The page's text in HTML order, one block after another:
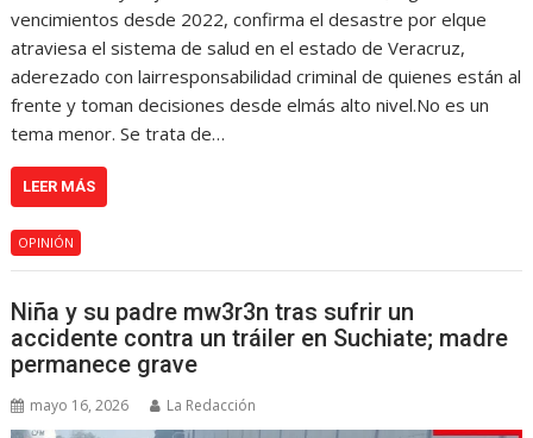
vencimientos desde 2022, confirma el desastre por elque
atraviesa el sistema de salud en el estado de Veracruz,
aderezado con lairresponsabilidad criminal de quienes están al
frente y toman decisiones desde elmás alto nivel.No es un
tema menor. Se trata de…
LEER MÁS
OPINIÓN
Niña y su padre mw3r3n tras sufrir un
accidente contra un tráiler en Suchiate; madre
permanece grave
mayo 16, 2026 La Redacción